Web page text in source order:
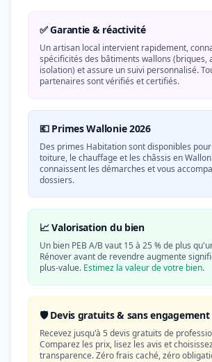
✅ Garantie & réactivité
Un artisan local intervient rapidement,
spécificités des bâtiments wallons (briques,
isolation) et assure un suivi personnalisé.
partenaires sont vérifiés et certifiés.
💶 Primes Wallonie 2026
Des primes Habitation sont disponibles
toiture, le chauffage et les châssis en
connaissent les démarches et vous
dossiers.
📈 Valorisation du bien
Un bien PEB A/B vaut 15 à 25 % de plus
Rénover avant de revendre augmente
plus-value. Estimez la valeur de votre bien.
🛡️ Devis gratuits & sans engagement
Recevez jusqu'à 5 devis gratuits de
Comparez les prix, lisez les avis et
transparence. Zéro frais caché, zéro